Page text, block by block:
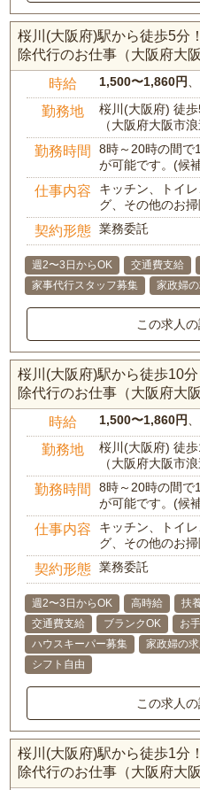
桜川(大阪府)駅から徒歩5分
除代行のお仕事（大阪府大
時給 1,500〜1,860円
勤務地
桜川(大阪府) 徒
（大阪府大阪市
勤務時間
8時～20時の間で
が可能です。(候
仕事内容
キッチン、トイ
グ、その他のお掃
契約形態 業務委託
週2〜3日からOK 交通費支給
家事代行スタッフ募集
家政婦
この求人
桜川(大阪府)駅から徒歩10
除代行のお仕事（大阪府大
時給 1,500〜1,860円
勤務地
桜川(大阪府) 徒
（大阪府大阪市
勤務時間
8時～20時の間で
が可能です。(候
仕事内容
キッチン、トイ
グ、その他のお掃
契約形態 業務委託
週2〜3日からOK 高時給 扶
交通費支給
ブランクOK
お
ハウスキーパー募集
家政婦の求
シフト自由
この求人
桜川(大阪府)駅から徒歩1分
除代行のお仕事（大阪府大